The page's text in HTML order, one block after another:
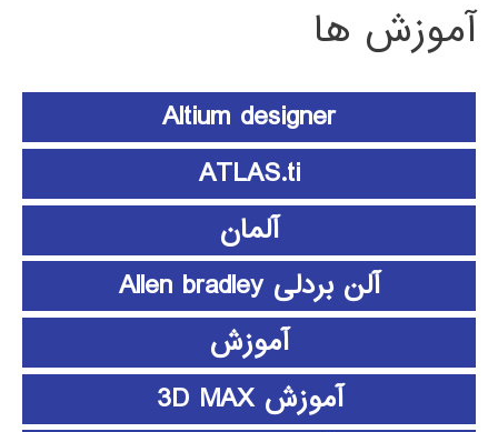
آموزش ها
Altium designer
ATLAS.ti
آلمان
آلن بردلی Allen bradley
آموزش
آموزش 3D MAX